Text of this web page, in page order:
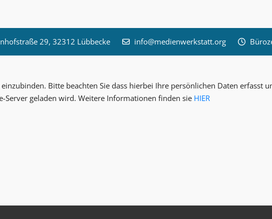
29, 32312 Lübbecke info@medienwerkstatt.org
Bitte beachten Sie dass hierbei Ihre persönlichen Daten erfasst
Server geladen wird. Weitere Informationen finden sie HIER